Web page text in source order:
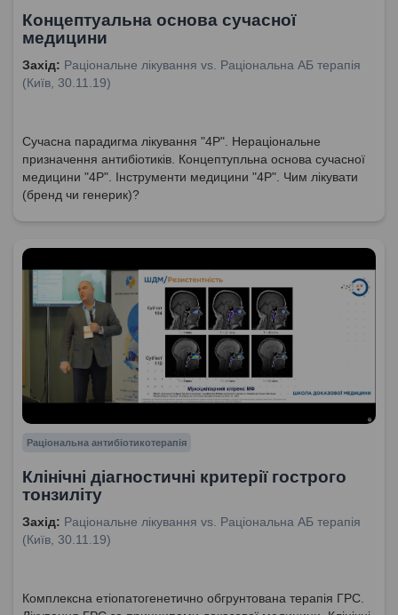
Концептуальна основа сучасної
медицини
Захід: Раціональне лікування vs. Раціональна АБ терапія
(Київ, 30.11.19)
Сучасна парадигма лікування "4Р". Нераціональне
призначення антибіотиків. Концептупльна основа сучасної
медицини "4Р". Інструменти медицини "4Р". Чим лікувати
(бренд чи генерик)?
Раціональна антибіотикотерапія
Клінічні діагностичні критерії гострого
тонзиліту
Захід: Раціональне лікування vs. Раціональна АБ терапія
(Київ, 30.11.19)
Комплексна етіопатогенетично обгрунтована терапія ГРС.